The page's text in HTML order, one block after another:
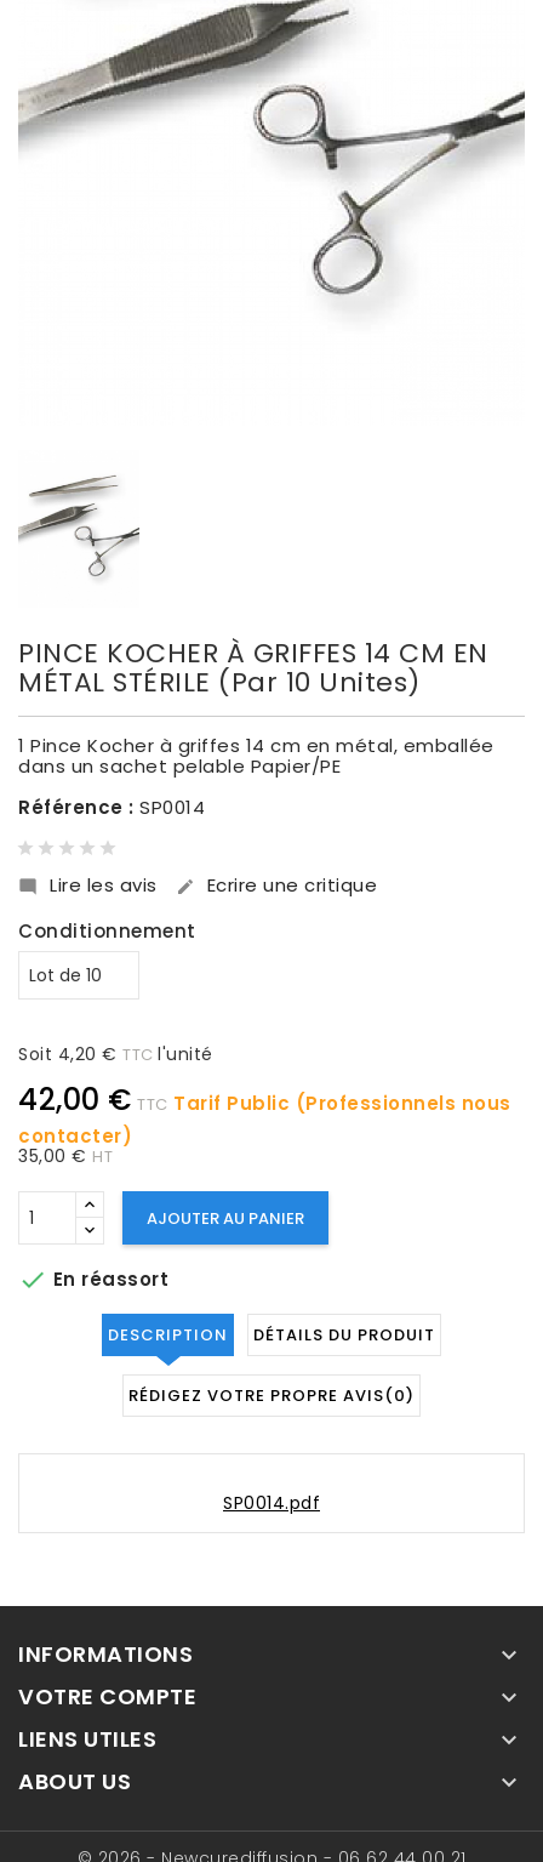
PINCE KOCHER À GRIFFES 14 CM EN
MÉTAL STÉRILE (par 10 Unites)
1 Pince Kocher à griffes 14 cm en métal, emballée
dans un sachet pelable Papier/PE
Référence : SP0014
 Lire les avis 
Ecrire une critique
Conditionnement
Soit 4,20 € TTC l'unité
42,00 € TTC Tarif Public (Professionnels nous
contacter)
35,00 € HT
AJOUTER AU PANIER
 En réassort
DESCRIPTION DÉTAILS DU PRODUIT
RÉDIGEZ VOTRE PROPRE AVIS(0)
SP0014.pdf
INFORMATIONS 
VOTRE COMPTE 
LIENS UTILES 
ABOUT US 